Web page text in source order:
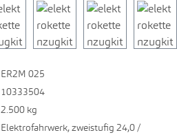
ER2M 025
10333504
2.500 kg
Elektrofahrwerk, zweistufig 24,0 /